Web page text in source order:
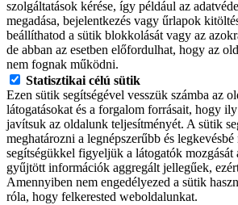
szolgáltatások kérése, így például az
megadása, bejelentkezés vagy űrlapok
beállíthatod a sütik blokkolását vagy az
de abban az esetben előfordulhat, hogy az
nem fognak működni.
Statisztikai célú sütik
Ezen sütik segítségével vesszük számba az
látogatásokat és a forgalom forrásait, hogy
javítsuk az oldalunk teljesítményét. A sütik
meghatározni a legnépszerűbb és
segítségükkel figyeljük a látogatók
gyűjtött információk aggregált jellegűek,
Amennyiben nem engedélyezed a sütik
róla, hogy felkerested weboldalunkat.